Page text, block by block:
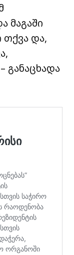
მაგაში
და,
განაცხადა